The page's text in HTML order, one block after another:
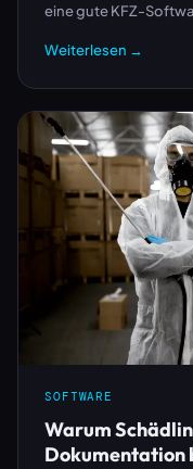
eine gute KFZ-
Weiterlesen →
SOFTWARE
Warum
Dokumentation